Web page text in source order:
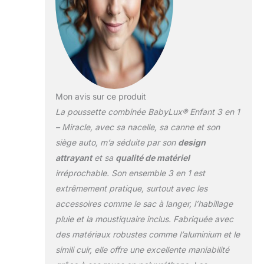
repose-pieds sont fabriqués en
similicuir résistant, ce qui rend la
poussette encore plus élégante et
chic. Le rembourrage en coton doux
peut être retiré pour être lavé. La
poussette est disponible dans une
gamme de couleurs aux motifs
discrets. SÉCURITÉ: la poussette est
conforme aux strictes normes
1:2018+A1:2022 et dispose de
ceintures de sécurité à cinq points
avec des rembourrages souples pour
la protection et le confort pendant le
avec des pneus en polyuréthane ne
sont pas sensibles aux crevaisons et
disposent d'un mécanisme de
blocage pour avancer en ligne droite.
Le frein central Easy Stop veille à ce
que les roues de la poussette se
Mon avis sur ce produit
La poussette combinée BabyLux® Enfant 3 en 1
– Miracle, avec sa nacelle, sa canne et son
siège auto, m’a séduite par son design
attrayantet sa qualité de matériel
irréprochable. Son ensemble 3 en 1 est
extrêmement pratique, surtout avec les
accessoires comme le sac à langer, l’habillage
pluie et la moustiquaire inclus. Fabriquée avec
des matériaux robustes comme l’aluminium et le
simili cuir, elle offre une excellente maniabilité